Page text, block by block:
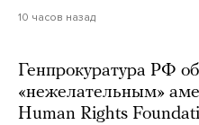
10 часов назад
Генпрокуратура РФ
«нежелательным»
Human Rights